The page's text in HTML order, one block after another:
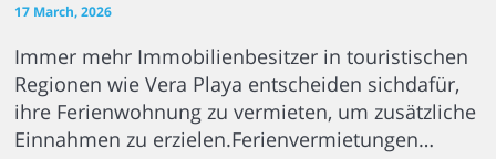
17 March, 2026
Immer mehr Immobilienbesitzer in touristischen
Regionen wie Vera Playa entscheiden sichdafür,
ihre Ferienwohnung zu vermieten, um zusätzliche
Einnahmen zu erzielen.Ferienvermietungen…